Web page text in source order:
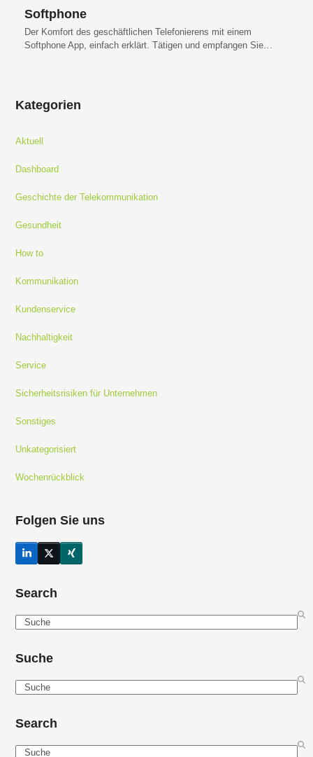
Softphone
Der Komfort des geschäftlichen Telefonierens mit einem
Softphone App, einfach erklärt. Tätigen und empfangen Sie…
Kategorien
Aktuell
Dashboard
Geschichte der Telekommunikation
Gesundheit
How to
Kommunikation
Kundenservice
Nachhaltigkeit
Service
Sicherheitsrisiken für Unternehmen
Sonstiges
Unkategorisiert
Wochenrückblick
Folgen Sie uns
LinkedInTwitter
(deprecated)
Xing
Search
Search
Suche
Search
Search
Search